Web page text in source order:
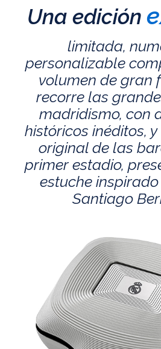
Una edición
limitada,
personalizable
volumen de gran
recorre las
madridismo, con
históricos inéditos,
original de las
primer estadio,
estuche
Santiago